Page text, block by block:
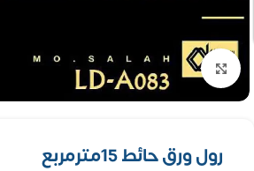
تكبير الصورة
رول ورق حائط 15مترمربع